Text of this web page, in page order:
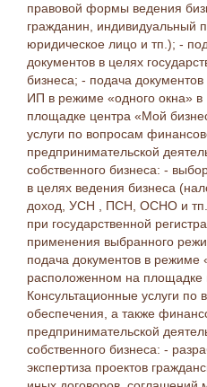
правовой формы ведения
гражданин, индивидуальный
юридическое лицо и тп.); -
документов в целях
бизнеса; - подача документов
ИП в режиме «одного окна»
площадке центра «Мой
услуги по вопросам
предпринимательской
собственного бизнеса: -
в целях ведения бизнеса
доход, УСН , ПСН, ОСНО и
при государственной
применения выбранного
подача документов в режиме
расположенном на площадке
Консультационные услуги по
обеспечения, а также
предпринимательской
собственного бизнеса: -
экспертиза проектов